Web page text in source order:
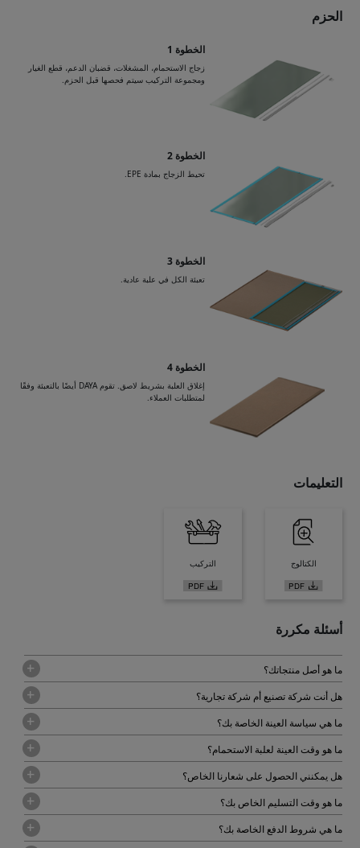
الحزم
الخطوة 1
زجاج الاستحمام، المشغلات، قضبان الدعم، قطع الغيار
ومجموعة التركيب سيتم فحصها قبل الحزم.
الخطوة 2
تحيط الزجاج بمادة EPE.
الخطوة 3
تعبئة الكل في علبة عادية.
الخطوة 4
إغلاق العلبة بشريط لاصق. تقوم DAYA أيضًا بالتعبئة وفقًا
لمتطلبات العملاء.
التعليمات
الكتالوج التركيب
أسئلة مكررة
ما هو أصل منتجاتك؟
هل أنت شركة تصنيع أم شركة تجارية؟
ما هي سياسة العينة الخاصة بك؟
ما هو وقت العينة لعلبة الاستحمام؟
هل يمكنني الحصول على شعارنا الخاص؟
ما هو وقت التسليم الخاص بك؟
ما هي شروط الدفع الخاصة بك؟